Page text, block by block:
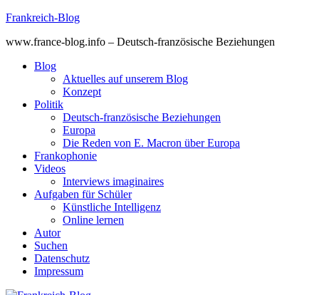
Skip
content
Frankreich-Blog
www.france-blog.info – Deutsch-französische Beziehungen
Blog
Aktuelles auf unserem Blog
Konzept
Politik
Deutsch-französische Beziehungen
Europa
Die Reden von E. Macron über Europa
Frankophonie
Videos
Interviews imaginaires
Aufgaben für Schüler
Künstliche Intelligenz
Online lernen
Autor
Suchen
Datenschutz
Impressum